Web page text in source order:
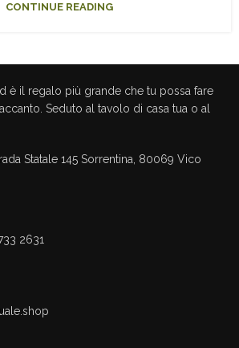
CONTINUE READING
è il regalo più grande che tu possa fare
Seduto al tavolo di casa tua o al
Statale 145 Sorrentina, 80069 Vico
2631